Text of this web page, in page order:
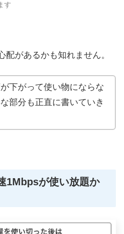
す
があるかも知れません。
下がって使い物にならな
部分も正直に書いていき
1Mbpsが使い放題か